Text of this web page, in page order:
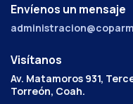
Envíenos un mensaje
Visítanos
Av. Matamoros 931,
Torreón, Coah.